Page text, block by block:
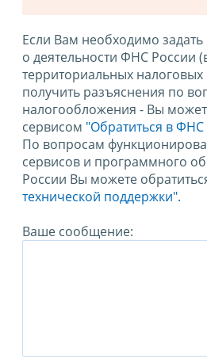
Если Вам необходимо
о деятельности ФНС России
территориальных налоговых
получить разъяснения по
налогообложения - Вы
сервисом "Обратиться в
По вопросам
сервисов и программного
России Вы можете
технической поддержки".
Ваше сообщение: